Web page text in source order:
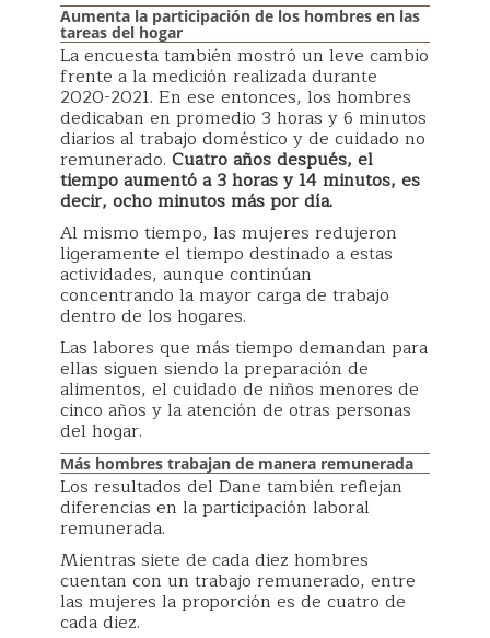
Aumenta la participación de los hombres en las
tareas del hogar
La encuesta también mostró un leve cambio
frente a la medición realizada durante
2020-2021. En ese entonces, los hombres
dedicaban en promedio 3 horas y 6 minutos
diarios al trabajo doméstico y de cuidado no
remunerado. Cuatro años después, el
tiempo aumentó a 3 horas y 14 minutos, es
decir, ocho minutos más por día.
Al mismo tiempo, las mujeres redujeron
ligeramente el tiempo destinado a estas
actividades, aunque continúan
concentrando la mayor carga de trabajo
dentro de los hogares.
Las labores que más tiempo demandan para
ellas siguen siendo la preparación de
alimentos, el cuidado de niños menores de
cinco años y la atención de otras personas
del hogar.
Más hombres trabajan de manera remunerada
Los resultados del Dane también reflejan
diferencias en la participación laboral
remunerada.
Mientras siete de cada diez hombres
cuentan con un trabajo remunerado, entre
las mujeres la proporción es de cuatro de
cada diez.